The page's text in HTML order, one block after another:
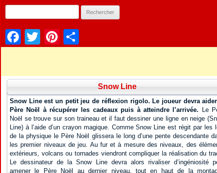
Facebook
TwitterPinterest
Snow Line
Snow Line est un petit jeu de réflexion rigolo. Le joueur devra
Père Noël à récupérer les cadeaux puis à atteindre l’arrivée. Le
Noël se trouve sur son traineau et il faut dessiner une ligne en neige
Line) à l’aide d’un crayon magique. Comme Snow Line est régit par les
de la physique le Père Noël glissera le long d’une pente descendante
les premier niveaux de jeu. Au fur et à mesure des niveaux, des
extérieurs, volcans ou tornades viendront compliquer la réalisation du
Le dessinateur de la Snow Line devra alors rivaliser d’ingéniosité
amener le Père Noël au dernier niveau, tout en haut de la